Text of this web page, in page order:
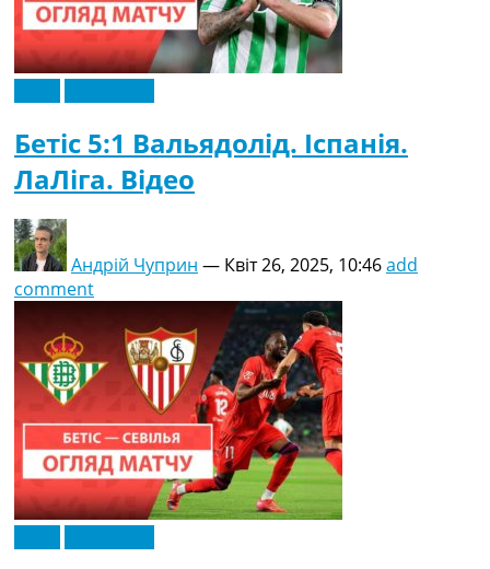
Бетіс 5:1 Вальядолід. Іспанія.
ЛаЛіга. Відео
Андрій Чуприн — Квіт 26, 2025, 10:46add
comment